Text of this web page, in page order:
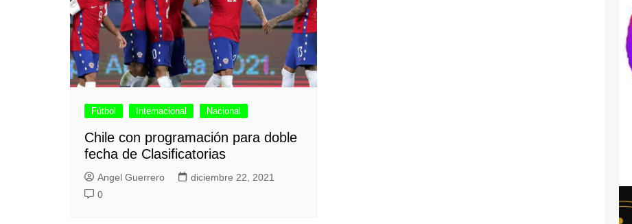
Fútbol Internacional Nacional
Chile con programación para doble
fecha de Clasificatorias
Angel Guerrero
diciembre 22, 2021
0